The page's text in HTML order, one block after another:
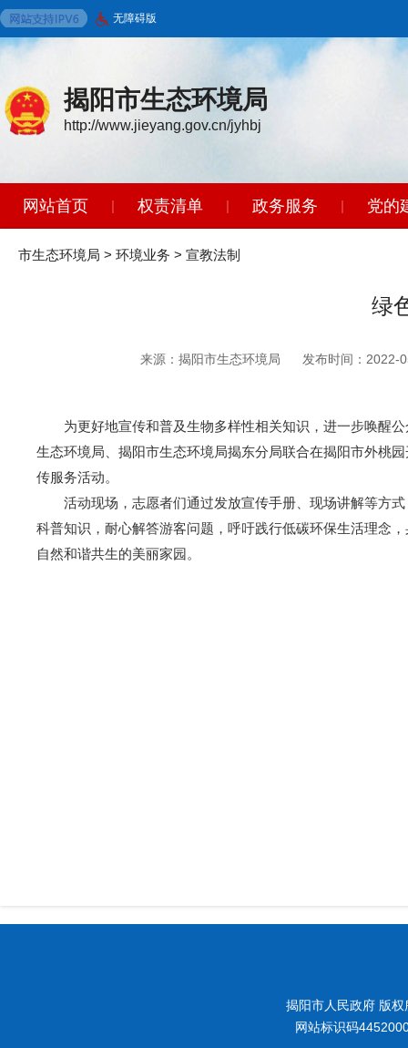
无障碍版
揭阳市生态环境局
http://www.jieyang.gov.cn/jyhbj
网站首页 | 权责清单 | 政务服务 | 党的
环境保护标准 | 政策法规
市生态环境局 > 环境业务 > 宣教法制
绿
来源：揭阳市生态环境局 发布时间：2022-
为更好地宣传和普及生物多样性相关知识，进一步唤醒
生态环境局、揭阳市生态环境局揭东分局联合在揭阳市外桃
传服务活动。
活动现场，志愿者们通过发放宣传手册、现场讲解等方
科普知识，耐心解答游客问题，呼吁践行低碳环保生活理念
自然和谐共生的美丽家园。
揭阳市人民政府 版
网站标识码